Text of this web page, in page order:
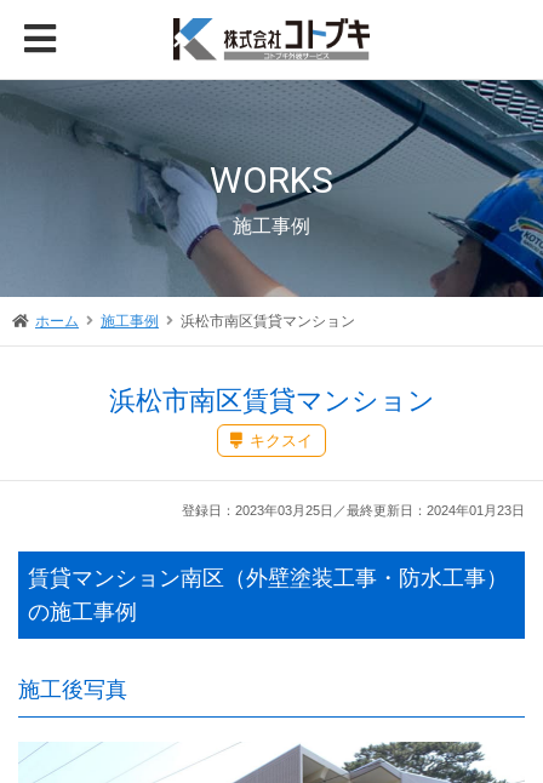
WORKS
施工事例
ホーム 施工事例 浜松市南区賃貸マンション
浜松市南区賃貸マンション
キクスイ
登録日：2023年03月25日／最終更新日：2024年01月23日
賃貸マンション南区（外壁塗装工事・防水工事）
の施工事例
施工後写真